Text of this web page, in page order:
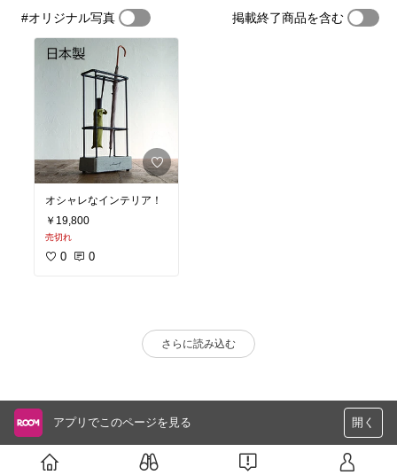
#オリジナル写真 掲載終了商品を含む
オシャレなインテリア！
￥19,800
売切れ
0 0
さらに読み込む
アプリでこのページを見る 開く